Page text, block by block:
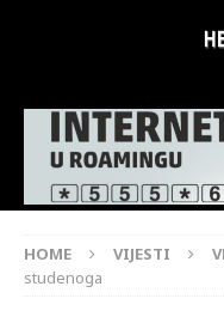
HOME VIJESTI
studenoga